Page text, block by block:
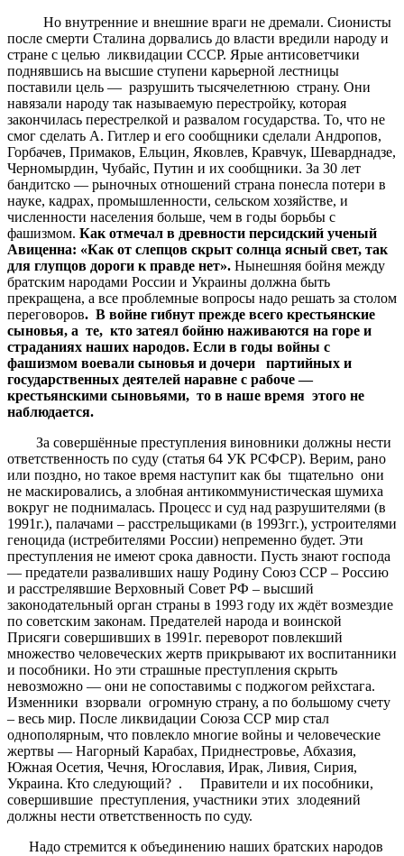
Но внутренние и внешние враги не дремали. Сионисты
после смерти Сталина дорвались до власти вредили народу и
стране с целью ликвидации СССР. Ярые антисоветчики
поднявшись на высшие ступени карьерной лестницы
поставили цель — разрушить тысячелетнюю страну. Они
навязали народу так называемую перестройку, которая
закончилась перестрелкой и развалом государства. То, что не
смог сделать А. Гитлер и его сообщники сделали Андропов,
Горбачев, Примаков, Ельцин, Яковлев, Кравчук, Шеварднадзе,
Черномырдин, Чубайс, Путин и их сообщники. За 30 лет
бандитско — рыночных отношений страна понесла потери в
науке, кадрах, промышленности, сельском хозяйстве, и
численности населения больше, чем в годы борьбы с
фашизмом. Как отмечал в древности персидский ученый
Авиценна: «Как от слепцов скрыт солнца ясный свет, так
для глупцов дороги к правде нет». Нынешняя бойня между
братским народами России и Украины должна быть
прекращена, а все проблемные вопросы надо решать за столом
переговоров. В войне гибнут прежде всего крестьянские
сыновья, а те, кто затеял бойню наживаются на горе и
страданиях наших народов. Если в годы войны с
фашизмом воевали сыновья и дочери партийных и
государственных деятелей наравне с рабоче —
крестьянскими сыновьями, то в наше время этого не
наблюдается.
За совершённые преступления виновники должны нести
ответственность по суду (статья 64 УК РСФСР). Верим, рано
или поздно, но такое время наступит как бы тщательно они
не маскировались, а злобная антикоммунистическая шумиха
вокруг не поднималась. Процесс и суд над разрушителями (в
1991г.), палачами – расстрельщиками (в 1993гг.), устроителями
геноцида (истребителями России) непременно будет. Эти
преступления не имеют срока давности. Пусть знают господа
— предатели разваливших нашу Родину Союз ССР – Россию
и расстрелявшие Верховный Совет РФ – высший
законодательный орган страны в 1993 году их ждёт возмездие
по советским законам. Предателей народа и воинской
Присяги совершивших в 1991г. переворот повлекший
множество человеческих жертв прикрывают их воспитанники
и пособники. Но эти страшные преступления скрыть
невозможно — они не сопоставимы с поджогом рейхстага.
Изменники взорвали огромную страну, а по большому счету
– весь мир. После ликвидации Союза ССР мир стал
однополярным, что повлекло многие войны и человеческие
жертвы — Нагорный Карабах, Приднестровье, Абхазия,
Южная Осетия, Чечня, Югославия, Ирак, Ливия, Сирия,
Украина. Кто следующий? . Правители и их пособники,
совершившие преступления, участники этих злодеяний
должны нести ответственность по суду.
Надо стремится к объединению наших братских народов